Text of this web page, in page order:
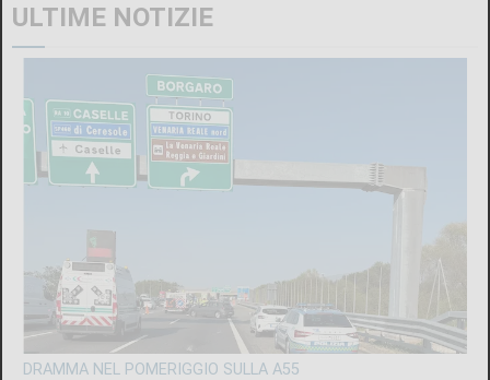
ULTIME NOTIZIE
DRAMMA NEL POMERIGGIO SULLA A55